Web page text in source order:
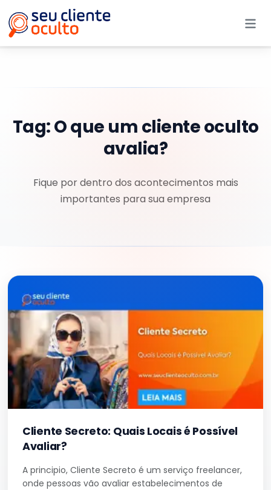
Tag:O que um cliente oculto
avalia?
Fique por dentro dos acontecimentos mais
importantes para sua empresa
Cliente Secreto: Quais Locais é Possível
Avaliar?
A principio, Cliente Secreto é um serviço freelancer,
onde pessoas vão avaliar estabelecimentos de